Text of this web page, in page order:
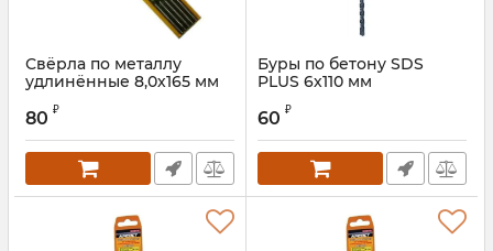
Свёрла по металлу
удлинённые 8,0х165 мм
Артикул:
80 ₽
Буры пo бетону SDS
PLUS 6х110 мм
Артикул:
60 ₽